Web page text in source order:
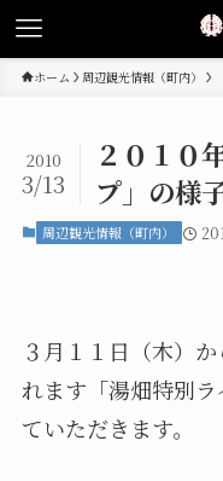
ホーム 周辺観光情報（町内）
２０１０
プ」の様
2010
3/13
周辺観光情報（町内）
３月１１日（木）
れます「湯畑特別
ていただきます。